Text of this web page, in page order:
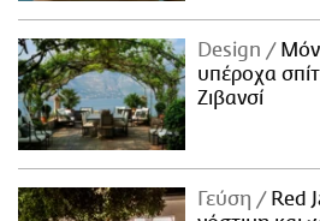
Design
υπέροχα
Ζιβανσί
Γεύση
Red